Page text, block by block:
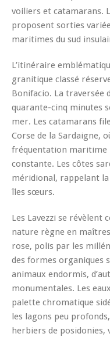
voiliers et catamarans.
proposent sorties
maritimes du sud
L’itinéraire
granitique classé
Bonifacio. La traversée
quarante-cinq minutes
mer. Les catamarans
Corse de la Sardaigne,
fréquentation maritime
constante. Les côtes
méridional, rappelant
îles sœurs.
Les Lavezzi se révèlent
nature règne en
rose, polis par les
des formes organiques
animaux endormis,
monumentales. Les
palette chromatique
les lagons peu
herbiers de posidonies,